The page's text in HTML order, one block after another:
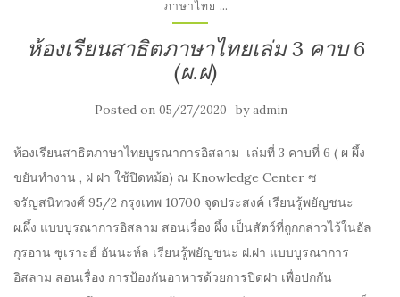
ภาษาไทย ...
ห้องเรียนสาธิตภาษาไทยเล่ม 3 คาบ 6
(ผ.ฝ)
Posted on 05/27/2020 byadmin
ห้องเรียนสาธิตภาษาไทยบูรณาการอิสลาม เล่มที่ 3 คาบที่ 6 ( ผ ผึ้ง
ขยันทำงาน , ฝ ฝา ใช้ปิดหม้อ) ณ Knowledge Center ซ
จรัญสนิทวงศ์ 95/2 กรุงเทพ 10700 จุดประสงค์ เรียนรู้พยัญชนะ
ผ.ผึ้ง แบบบูรณาการอิสลาม สอนเรื่อง ผึ้ง เป็นสัตว์ที่ถูกกล่าวไว้ในอัล
กุรอาน ซูเราะฮ์ อันนะห์ล เรียนรู้พยัญชนะ ฝ.ฝา แบบบูรณาการ
อิสลาม สอนเรื่อง การป้องกันอาหารด้วยการปิดฝา เพื่อปกกัน